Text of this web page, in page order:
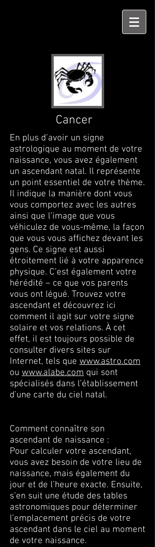
Cancer
En plus d’avoir un signe
astrologique au moment de votre
naissance, vous avez également
un ascendant natal. Il représente
un point essentiel de votre thème.
Il indique la manière dont vous
vous comportez avec les autres
ainsi que l’image que vous
véhiculez de vous-même, la façon
que vous vous affichez devant les
gens. Ce signe est aussi
étroitement lié à votre apparence
physique. C’est également votre
hérédité – ce que vos parents
vous ont légué. Trouvez votre
ascendant et découvrez ici
comment il agit sur votre signe
solaire et vos relations. À cet
effet, il est toujours possible de
consulter divers sites sur
Internet, tels que www.astro.com
ou www.alabe.com qui sont
spécialisés dans l’établissement
d’une carte du ciel natal.
Comment connaître son
ascendant de naissance :
Pour calculer votre ascendant,
vous avez besoin de votre lieu de
naissance, mais également du
jour et de l’heure exacte. Ensuite,
s’en suit une étude des tables
astronomiques pour déterminer
l’emplacement précis de votre
ascendant dans le ciel au moment
de votre naissance.